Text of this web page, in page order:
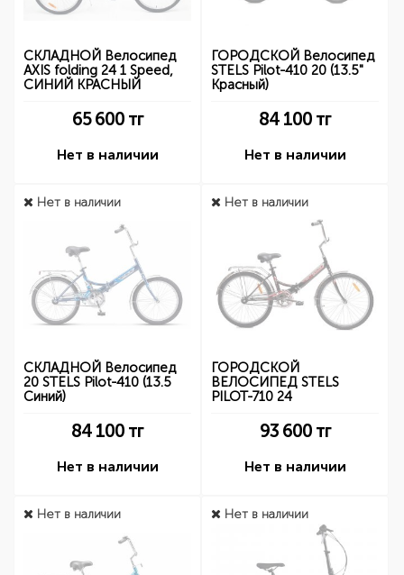
СКЛАДНОЙ Велосипед
AXIS folding 24 1 Speed,
СИНИЙ КРАСНЫЙ
65 600тг
Нет в наличии
ГОРОДСКОЙ Велосипед
STELS Pilot-410 20 (13.5"
Красный)
84 100 тг
Нет в наличии
Нет в наличии
СКЛАДНОЙ Велосипед
20 STELS Pilot-410 (13.5
Синий)
84 100 тг
Нет в наличии
Нет в наличии
ГОРОДСКОЙ
ВЕЛОСИПЕД STELS
PILOT-710 24
93 600тг
Нет в наличии
Нет в наличии Нет в наличии